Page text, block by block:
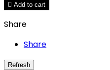
 Add to cart
Share
Share